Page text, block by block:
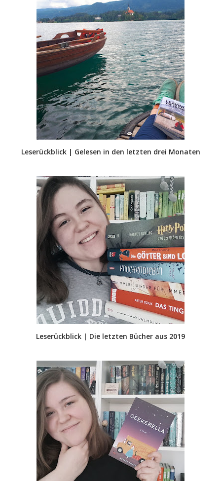
Leserückblick | Gelesen in den letzten drei Monaten
Leserückblick | Die letzten Bücher aus 2019